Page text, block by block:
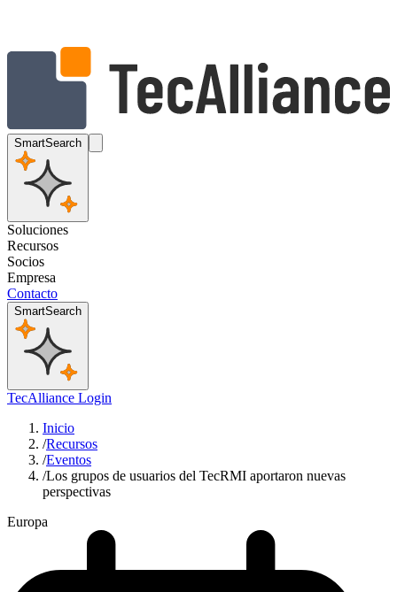
SmartSearch
Soluciones
Recursos
Socios
Empresa
Contacto
SmartSearch
TecAlliance Login
Inicio
/Recursos
/Eventos
/Los grupos de usuarios del TecRMI aportaron nuevas
perspectivas
Europa